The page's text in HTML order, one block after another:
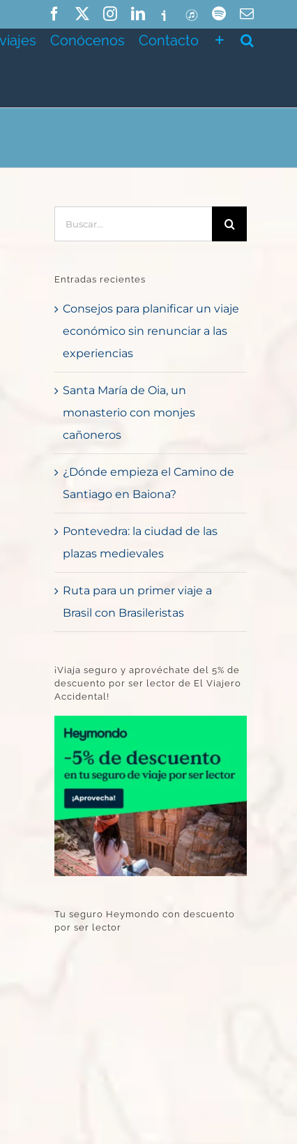
FacebookInstagramLinkedIn
IvooxITunesSpotifyCorreo
Conócenos Contacto
Entradas recientes
Consejos para planificar un viaje
económico sin renunciar a las
experiencias
Santa María de Oia, un
monasterio con monjes
cañoneros
¿Dónde empieza el Camino de
Santiago en Baiona?
Pontevedra: la ciudad de las
plazas medievales
Ruta para un primer viaje a
Brasil con Brasileristas
¡Viaja seguro y aprovéchate del 5% de
descuento por ser lector de El Viajero
Accidental!
Tu seguro Heymondo con descuento
por ser lector